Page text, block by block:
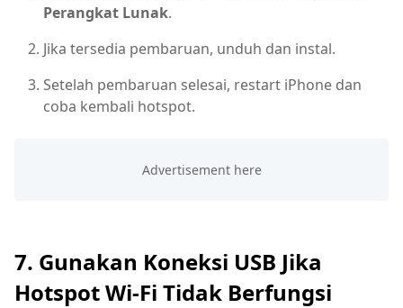
Perangkat Lunak.
Jika tersedia pembaruan, unduh dan instal.
Setelah pembaruan selesai, restart iPhone dan
coba kembali hotspot.
7. Gunakan Koneksi USB Jika
Hotspot Wi-Fi Tidak Berfungsi